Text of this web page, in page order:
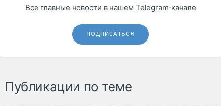
Все главные новости в нашем Telegram‑канале
ПОДПИСАТЬСЯ
Публикации по теме